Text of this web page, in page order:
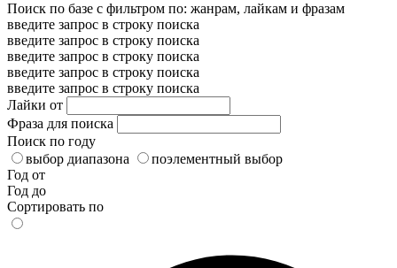
Поиск по базе с фильтром по: жанрам, лайкам и фразам
введите запрос в строку поиска
введите запрос в строку поиска
введите запрос в строку поиска
введите запрос в строку поиска
введите запрос в строку поиска
Лайки от
Фраза для поиска
Поиск по году
выбор диапазона
поэлементный выбор
Год от
Год до
Сортировать по